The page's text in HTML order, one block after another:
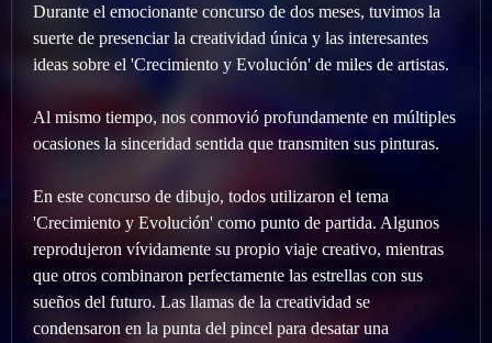
Durante el emocionante concurso de dos meses, tuvimos la
suerte de presenciar la creatividad única y las interesantes
ideas sobre el 'Crecimiento y Evolución' de miles de artistas.
Al mismo tiempo, nos conmovió profundamente en múltiples
ocasiones la sinceridad sentida que transmiten sus pinturas.
En este concurso de dibujo, todos utilizaron el tema
'Crecimiento y Evolución' como punto de partida. Algunos
reprodujeron vívidamente su propio viaje creativo, mientras
que otros combinaron perfectamente las estrellas con sus
sueños del futuro. Las llamas de la creatividad se
condensaron en la punta del pincel para desatar una